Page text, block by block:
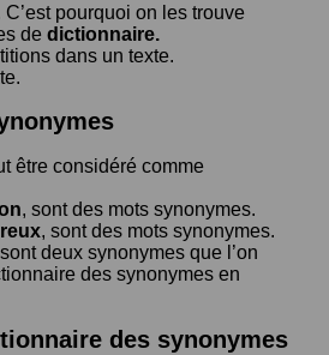
C’est pourquoi on les trouve
de dictionnaire.
dans un texte.
être considéré comme
, sont des mots synonymes.
, sont des mots synonymes.
sont deux synonymes que l’on
des synonymes en
des synonymes